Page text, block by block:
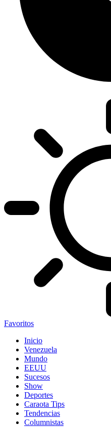
Favoritos
Inicio
Venezuela
Mundo
EEUU
Sucesos
Show
Deportes
Caraota Tips
Tendencias
Columnistas